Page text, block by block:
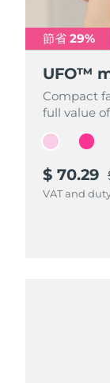
節省 29%
UFO™
Compact
full value
$ 70.29
VAT and
節省 29%
UFO™
Compact
full value
$ 70.29
VAT and
節省 29%
UFO™
Compact
full value
$ 70.29
VAT and